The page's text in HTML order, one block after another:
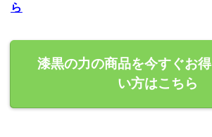
ら
漆黒の力の商品を今すぐお
い方はこちら